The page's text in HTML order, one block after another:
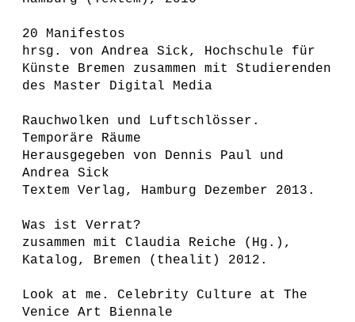
20 Manifestos
hrsg. von Andrea Sick, Hochschule für
Künste Bremen zusammen mit Studierenden
des Master Digital Media
Rauchwolken und Luftschlösser.
Temporäre Räume
Herausgegeben von Dennis Paul und
Andrea Sick
Textem Verlag, Hamburg Dezember 2013.
Was ist Verrat?
zusammen mit Claudia Reiche (Hg.),
Katalog, Bremen (thealit) 2012.
Look at me. Celebrity Culture at The
Venice Art Biennale